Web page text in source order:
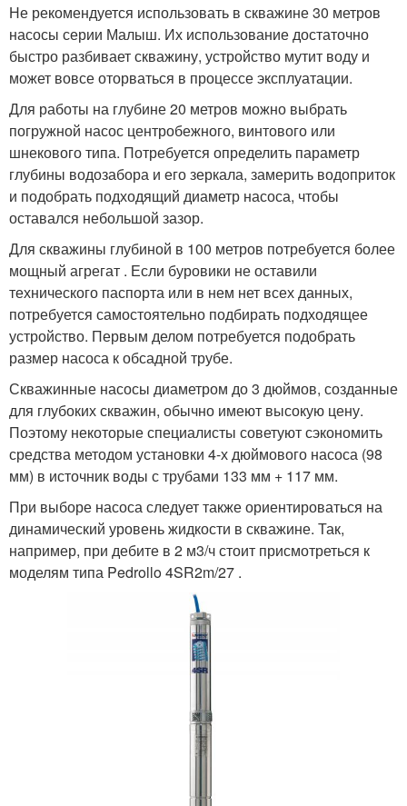
Не рекомендуется использовать в скважине 30 метров
насосы серии Малыш. Их использование достаточно
быстро разбивает скважину, устройство мутит воду и
может вовсе оторваться в процессе эксплуатации.
Для работы на глубине 20 метров можно выбрать
погружной насос центробежного, винтового или
шнекового типа. Потребуется определить параметр
глубины водозабора и его зеркала, замерить водоприток
и подобрать подходящий диаметр насоса, чтобы
оставался небольшой зазор.
Для скважины глубиной в 100 метров потребуется более
мощный агрегат . Если буровики не оставили
технического паспорта или в нем нет всех данных,
потребуется самостоятельно подбирать подходящее
устройство. Первым делом потребуется подобрать
размер насоса к обсадной трубе.
Скважинные насосы диаметром до 3 дюймов, созданные
для глубоких скважин, обычно имеют высокую цену.
Поэтому некоторые специалисты советуют сэкономить
средства методом установки 4-х дюймового насоса (98
мм) в источник воды с трубами 133 мм + 117 мм.
При выборе насоса следует также ориентироваться на
динамический уровень жидкости в скважине. Так,
например, при дебите в 2 м3/ч стоит присмотреться к
моделям типа Pedrollo 4SR2m/27 .